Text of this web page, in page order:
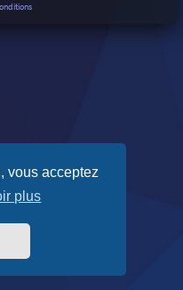
vous acceptez
plus